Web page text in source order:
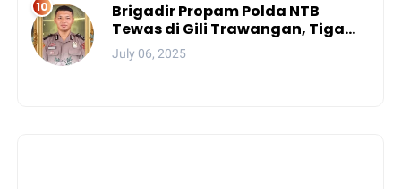
Brigadir Propam Polda NTB
Tewas di Gili Trawangan, Tiga
Tersangka Termasuk Atasan
Sendiri
July 06, 2025